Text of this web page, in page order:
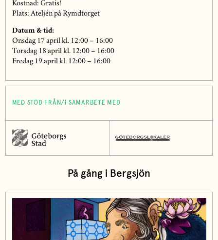
Kostnad: Gratis!
Plats: Ateljén på Rymdtorget
Datum & tid:
Onsdag 17 april kl. 12:00 – 16:00
Torsdag 18 april kl. 12:00 – 16:00
Fredag 19 april kl. 12:00 – 16:00
MED STÖD FRÅN/I SAMARBETE MED
På gång i Bergsjön